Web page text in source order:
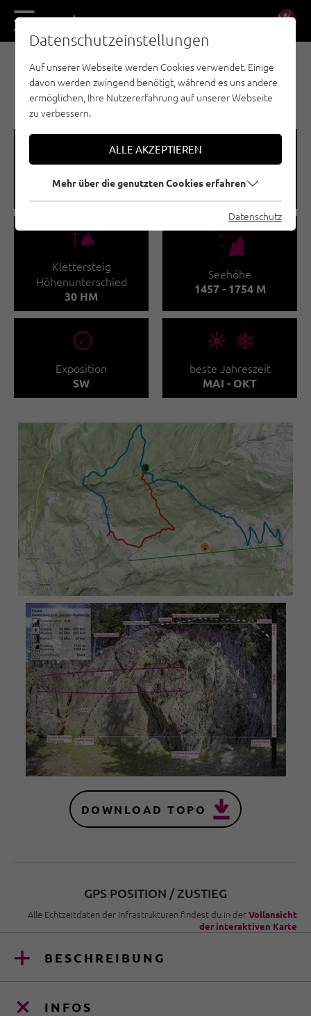
DE EN
KLETTERSTEIGE - PITZTAL
KLETTERSTEIG LISS
🞽
Schwierigkeitsgrad
🔹
Klettersteiglänge
🜏
Klettersteig
Höhenunterschied
30 HM
🞱
Seehöhe
1457 - 1754 M
🞂
Exposition
SW
🞀🖈
beste Jahreszeit
MAI - OKT
DOWNLOAD TOPO
GPS POSITION / ZUSTIEG
Alle Echtzeitdaten der Infrastrukturen findest du in derVollansicht
der interaktiven Karte
BESCHREIBUNG
INFOS
Datenschutzeinstellungen
Auf unserer Webseite werden Cookies verwendet. Einige
davon werden zwingend benötigt, während es uns andere
ermöglichen, Ihre Nutzererfahrung auf unserer Webseite
zu verbessern.
ALLE AKZEPTIEREN
Mehr über die genutzten Cookies erfahren
Datenschutz